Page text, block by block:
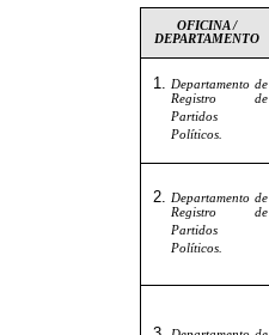
OFICINA /
DEPARTAMENTO
Departamento de
Registro de
Partidos
Políticos.
Departamento de
Registro de
Partidos
Políticos.